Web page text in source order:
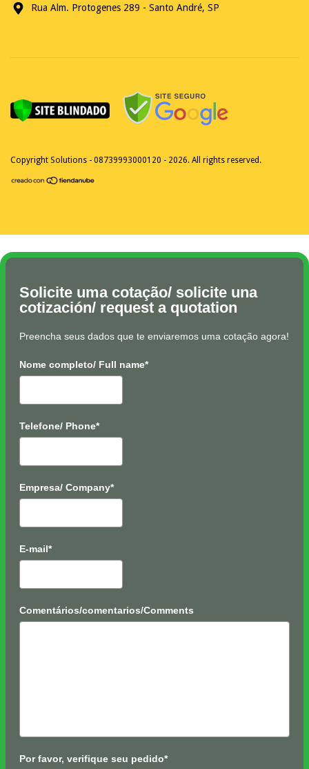
Rua Alm. Protogenes 289 - Santo André, SP
Copyright Solutions - 08739993000120 - 2026. All rights reserved.
Solicite uma cotação/ solicite una
cotización/ request a quotation
Preencha seus dados que te enviaremos uma cotação agora!
Nome completo/ Full name*
Telefone/ Phone*
Empresa/ Company*
E-mail*
Comentários/comentarios/Comments
Por favor, verifique seu pedido*